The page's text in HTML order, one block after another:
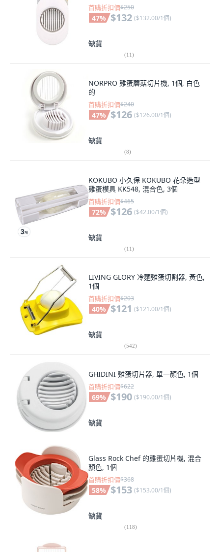
首購折扣價$250
47% $132 ($132.00/1個)
缺貨
(11)
NORPRO 雞蛋蘑菇切片機, 1個, 白色
的
首購折扣價$240
47% $126 ($126.00/1個)
缺貨
(8)
KOKUBO 小久保 KOKUBO 花朵造型
雞蛋模具 KK548, 混合色, 3個
首購折扣價$465
72% $126 ($42.00/1個)
缺貨
(11)
LIVING GLORY 冷麵雞蛋切割器, 黃色,
1個
首購折扣價$203
40% $121 ($121.00/1個)
缺貨
(542)
GHIDINI 雞蛋切片器, 單一顏色, 1個
首購折扣價$622
69% $190 ($190.00/1個)
缺貨
Glass Rock Chef 的雞蛋切片機, 混合
顏色, 1個
首購折扣價$368
58% $153 ($153.00/1個)
缺貨
(118)